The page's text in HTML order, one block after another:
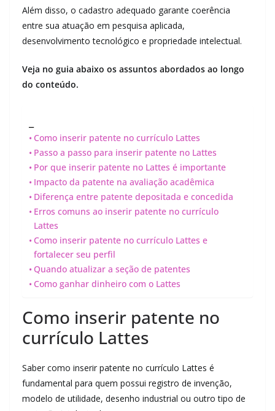
Além disso, o cadastro adequado garante coerência
entre sua atuação em pesquisa aplicada,
desenvolvimento tecnológico e propriedade intelectual.
Veja no guia abaixo os assuntos abordados ao longo
do conteúdo.
Como inserir patente no currículo Lattes
Passo a passo para inserir patente no Lattes
Por que inserir patente no Lattes é importante
Impacto da patente na avaliação acadêmica
Diferença entre patente depositada e concedida
Erros comuns ao inserir patente no currículo
Lattes
Como inserir patente no currículo Lattes e
fortalecer seu perfil
Quando atualizar a seção de patentes
Como ganhar dinheiro com o Lattes
Como inserir patente no
currículo Lattes
Saber como inserir patente no currículo Lattes é
fundamental para quem possui registro de invenção,
modelo de utilidade, desenho industrial ou outro tipo de